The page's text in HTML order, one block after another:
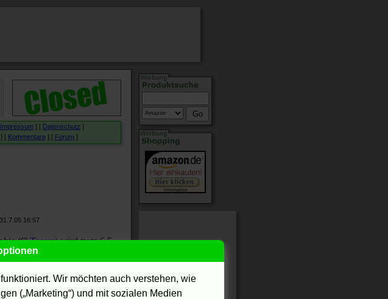
Impressum ] [ Datenschutz ]
] [ Kommentare] [ Forum]
31.7.05 16:57
( Teaser) wird trotz 6,5
gezeigt, berichtet
ins Kino.
Wir möchten auch verstehen, wie
(„Marketing“) und mit sozialen Medien